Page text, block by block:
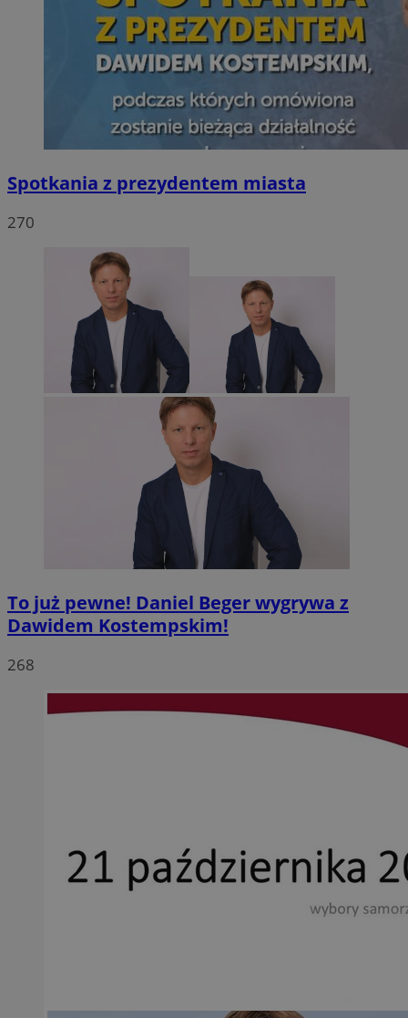
Spotkania z prezydentem miasta
270
To już pewne! Daniel Beger wygrywa z
Dawidem Kostempskim!
268